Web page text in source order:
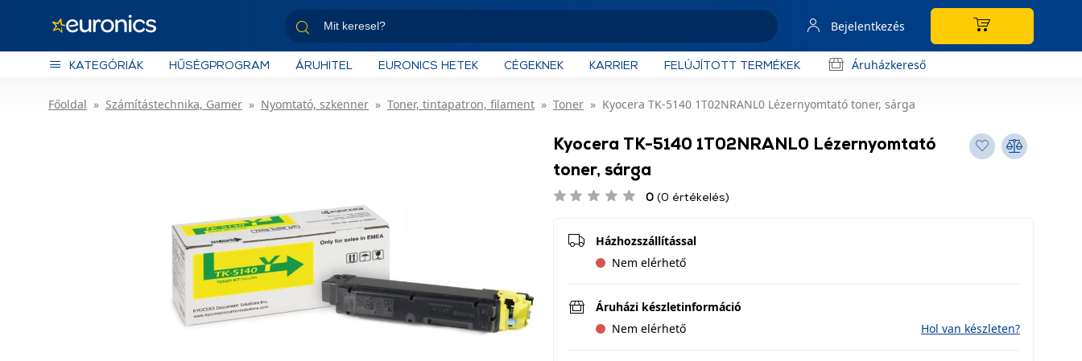
Bejelentkezés
KATEGÓRIÁK HŰSÉGPROGRAM ÁRUHITEL EURONICS HETEK CÉGEKNEK KARRIER FELÚJÍTOTT TERMÉKEK Áruházkereső
Főoldal Számítástechnika, Gamer Nyomtató, szkenner Toner, tintapatron, filament Toner Kyocera TK-5140 1T02NRANL0 Lézernyomtató toner, sárga
Kyocera TK-5140 1T02NRANL0 Lézernyomtató
toner, sárga
0 (0 értékelés)
Házhozszállítással
Nem elérhető
Áruházi készletinformáció
Nem elérhető
Hol van készleten?